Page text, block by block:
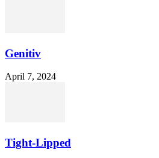
Genitiv
April 7, 2024
Tight-Lipped